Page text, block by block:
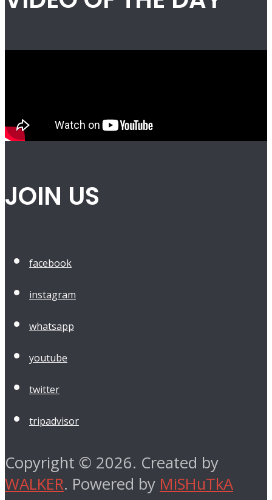
JOIN US
facebook
instagram
whatsapp
youtube
twitter
tripadvisor
Copyright © 2026. Created by
WALKER. Powered by MiSHuTkA